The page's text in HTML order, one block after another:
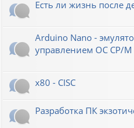
Есть ли жизнь после
Arduino Nano -
управлением ОС CP/M
x80 - CISC
Разработка ПК